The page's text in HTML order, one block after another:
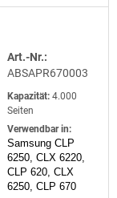
Art.-Nr.:
ABSAPR670003
Kapazität: 4.000
Seiten
Verwendbar in:
Samsung CLP
6250, CLX 6220,
CLP 620, CLX
6250, CLP 670